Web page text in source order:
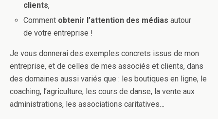
clients,
Comment obtenir l’attention des médias autour
de votre entreprise !
Je vous donnerai des exemples concrets issus de mon
entreprise, et de celles de mes associés et clients, dans
des domaines aussi variés que : les boutiques en ligne, le
coaching, l’agriculture, les cours de danse, la vente aux
administrations, les associations caritatives…